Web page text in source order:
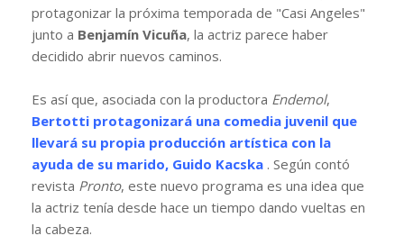
protagonizar la próxima temporada de "Casi Angeles"
junto a Benjamín Vicuña, la actriz parece haber
decidido abrir nuevos caminos.
Es así que, asociada con la productora Endemol,
Bertotti protagonizará una comedia juvenil que
llevará su propia producción artística con la
ayuda de su marido, Guido Kacska . Según contó
revista Pronto, este nuevo programa es una idea que
la actriz tenía desde hace un tiempo dando vueltas en
la cabeza.